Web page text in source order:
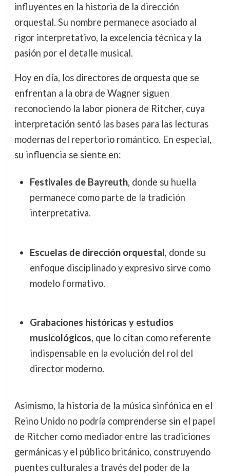
influyentes en la historia de la dirección
orquestal. Su nombre permanece asociado al
rigor interpretativo, la excelencia técnica y la
pasión por el detalle musical.
Hoy en día, los directores de orquesta que se
enfrentan a la obra de Wagner siguen
reconociendo la labor pionera de Ritcher, cuya
interpretación sentó las bases para las lecturas
modernas del repertorio romántico. En especial,
su influencia se siente en:
Festivales de Bayreuth, donde su huella
permanece como parte de la tradición
interpretativa.
Escuelas de dirección orquestal, donde su
enfoque disciplinado y expresivo sirve como
modelo formativo.
Grabaciones históricas y estudios
musicológicos, que lo citan como referente
indispensable en la evolución del rol del
director moderno.
Asimismo, la historia de la música sinfónica en el
Reino Unido no podría comprenderse sin el papel
de Ritcher como mediador entre las tradiciones
germánicas y el público británico, construyendo
puentes culturales a través del poder de la